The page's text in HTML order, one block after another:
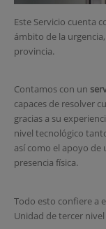
Este Servicio cuenta
ámbito de la
provincia.
Contamos con un
capaces de resolver
gracias a su
nivel tecnológico
así como el apoyo de
presencia física.
Todo esto confiere a
Unidad de tercer